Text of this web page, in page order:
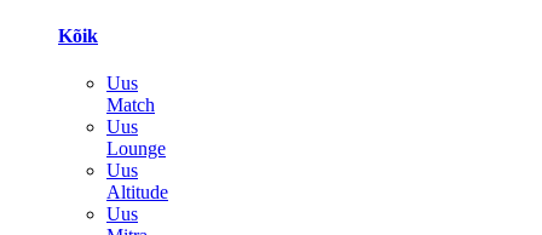
Kõik
Uus
Match
Uus
Lounge
Uus
Altitude
Uus